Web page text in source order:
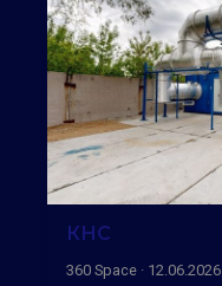
КНС
360 Space · 12.06.2026